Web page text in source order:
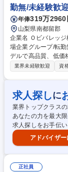
勤無/未経験歓
年俸319万2960
山梨県南都留郡
企業名 Ｏビバレッジ株式会社 求人名 【山梨/物流(
場企業グループ/転勤無/未経験歓迎！ 仕
デルで高品質、低価
ーカーのグループ
飲料）の運搬 ■入
等にも関わってい
せいたします。 リ
物流に付随する事務業
【山梨/物流(メンバ
業界未経験歓迎 資
求人探しに
業界トップクラス
あなたの力を最大
求人探しをお手伝い
アドバイザ
正社員